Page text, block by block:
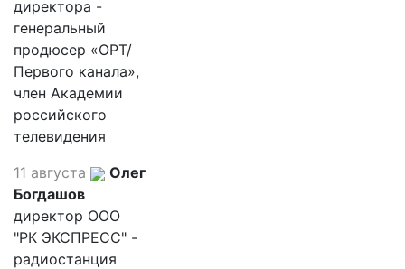
директора -
генеральный
продюсер «ОРТ/
Первого канала»,
член Академии
российского
телевидения
11 августа
Олег
Богдашов
директор ООО
"РК ЭКСПРЕСС" -
радиостанция